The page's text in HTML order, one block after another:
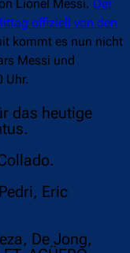
Lionel Messi. Der
offiziell von den
kommt es nun nicht
Messi und
Uhr.
das heutige
Eric
De Jong,